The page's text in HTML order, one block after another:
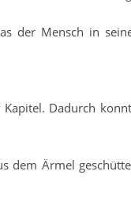
der Mensch in
Dadurch
dem Ärmel